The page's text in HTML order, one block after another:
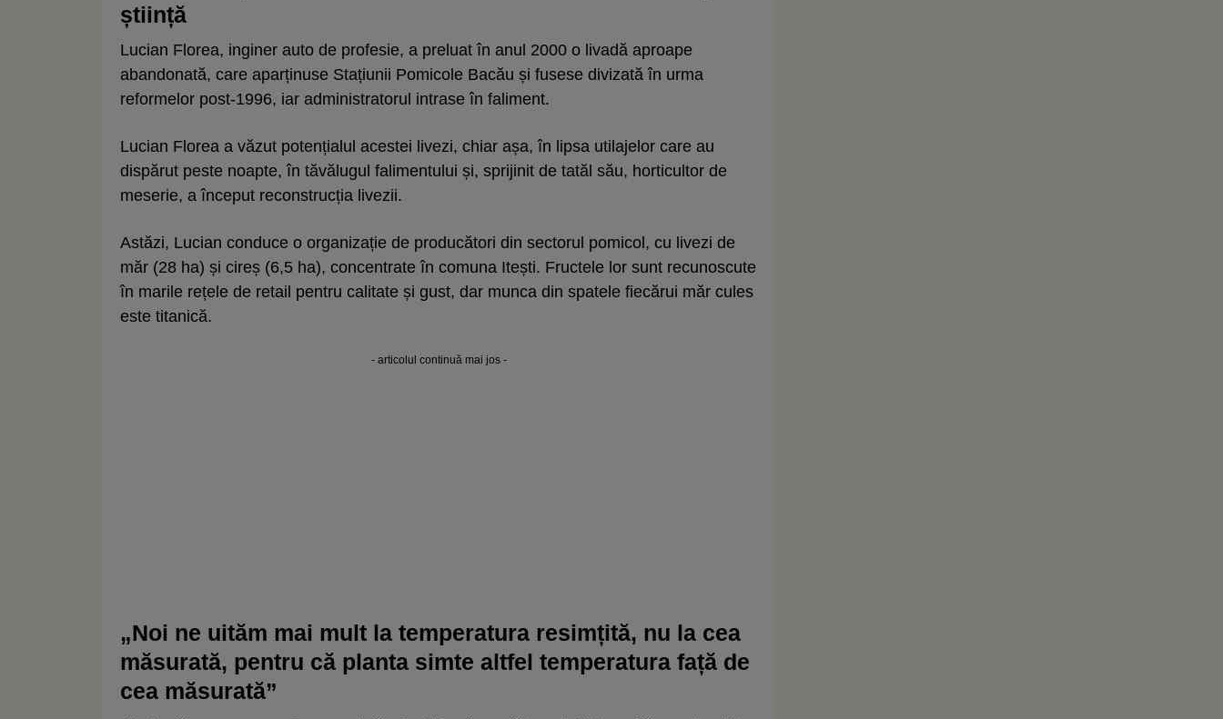
știință
Lucian Florea, inginer auto de profesie, a preluat în anul 2000 o livadă aproape
abandonată, care aparținuse Stațiunii Pomicole Bacău și fusese divizată în urma
reformelor post-1996, iar administratorul intrase în faliment.
Lucian Florea a văzut potențialul acestei livezi, chiar așa, în lipsa utilajelor care au
dispărut peste noapte, în tăvălugul falimentului și, sprijinit de tatăl său, horticultor de
meserie, a început reconstrucția livezii.
Astăzi, Lucian conduce o organizație de producători din sectorul pomicol, cu livezi de
măr (28 ha) și cireș (6,5 ha), concentrate în comuna Itești. Fructele lor sunt recunoscute
în marile rețele de retail pentru calitate și gust, dar munca din spatele fiecărui măr cules
este titanică.
- articolul continuă mai jos -
„Noi ne uităm mai mult la temperatura resimțită, nu la cea
măsurată, pentru că planta simte altfel temperatura față de
cea măsurată”